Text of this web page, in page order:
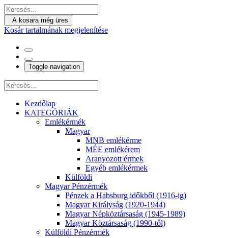
A kosara még üres
Kosár tartalmának megjelenítése
Toggle navigation
Kezdőlap
KATEGÓRIÁK
Emlékérmék
Magyar
MNB emlékérme
MÉE emlékérem
Aranyozott érmek
Egyéb emlékérmek
Külföldi
Magyar Pénzérmék
Pénzek a Habsburg időkből (1916-ig)
Magyar Királyság (1920-1944)
Magyar Népköztársaság (1945-1989)
Magyar Köztársaság (1990-től)
Külföldi Pénzérmék